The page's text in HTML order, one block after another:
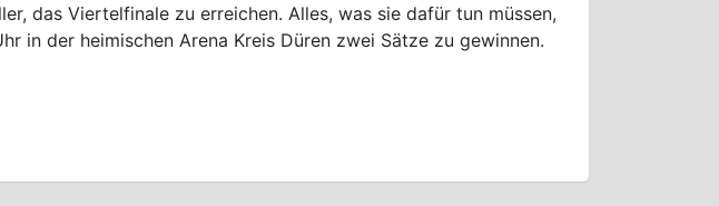
das Viertelfinale zu erreichen. Alles, was sie dafür tun müssen,
in der heimischen Arena Kreis Düren zwei Sätze zu gewinnen.